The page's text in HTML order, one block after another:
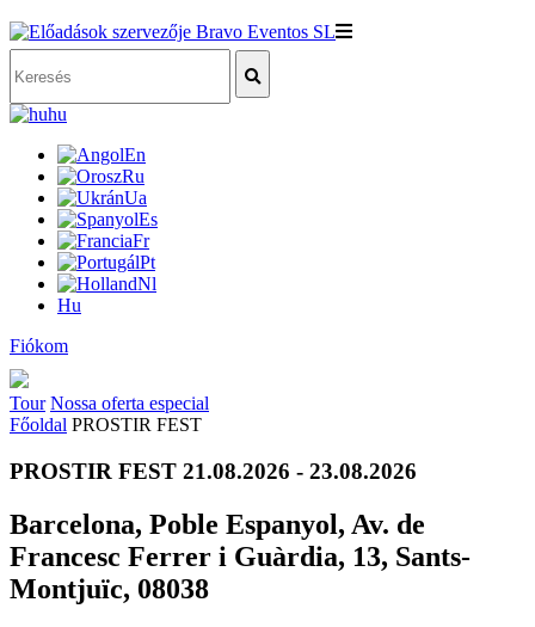
hu
En
Ru
Ua
Es
Fr
Pt
Nl
Hu
Fiókom
Tour Nossa oferta especial
Főoldal PROSTIR FEST
PROSTIR FEST 21.08.2026 - 23.08.2026
Barcelona, Poble Espanyol, Av. de
Francesc Ferrer i Guàrdia, 13, Sants-
Montjuïc, 08038